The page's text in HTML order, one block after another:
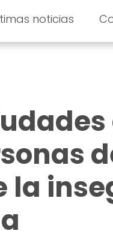
noticias
la